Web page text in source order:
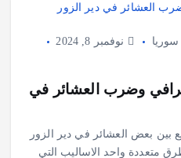
سوريا
نوفمبر 8, 2024
وضرب العشائر في
بين بعض العشائر في دير الزور
متعددة واحد الاساليب التي